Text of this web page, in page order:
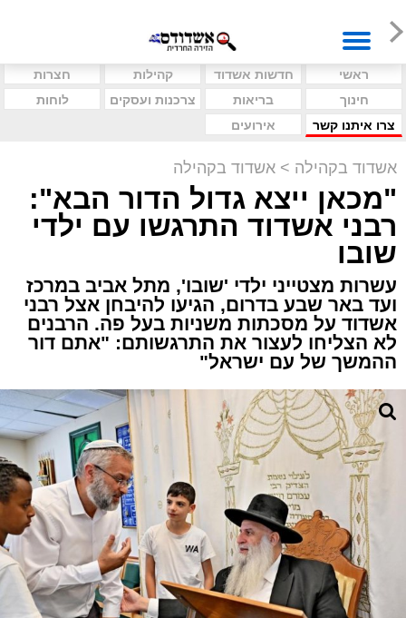
ראשי חדשות אשדוד קהילות
חצרות
חינוך
בריאות צרכנות ועסקים
לוחות
צרו איתנו קשר
אירועים
אשדוד בקהילה > אשדוד בקהילה
"מכאן ייצא גדול הדור הבא":
רבני אשדוד התרגשו עם ילדי
שובו
עשרות מצטייני ילדי 'שובו', מתל אביב במרכז
ועד באר שבע בדרום, הגיעו להיבחן אצל רבני
אשדוד על מסכתות משניות בעל פה. הרבנים
לא הצליחו לעצור את התרגשותם: "אתם דור
ההמשך של עם ישראל"